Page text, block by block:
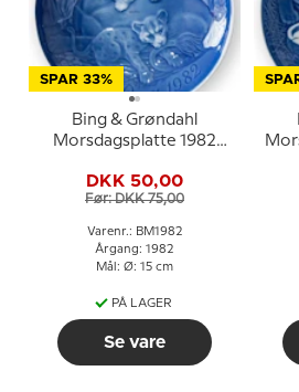
SPAR 33%
Bing & Grøndahl
Morsdagsplatte 1982
DKK 50,00
Før: DKK 75,00
Varenr.: BM1982
Årgang: 1982
Mål: Ø: 15 cm
PÅ LAGER
Se vare